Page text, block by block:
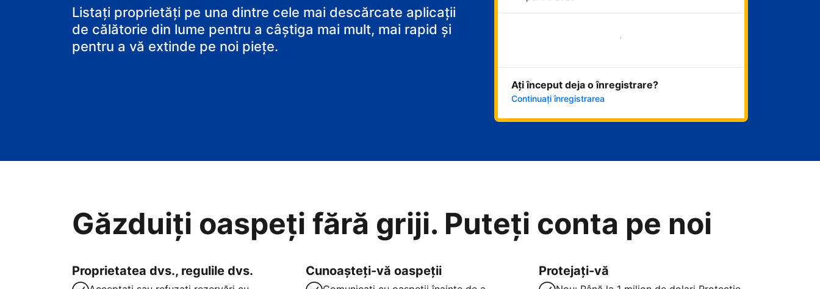
Listați proprietăți pe una dintre cele mai descărcate aplicații
de călătorie din lume pentru a câștiga mai mult, mai rapid și
pentru a vă extinde pe noi piețe.
Începeți acum
Ați început deja o înregistrare?
Continuați înregistrarea
Găzduiți oaspeți fără griji. Puteți conta pe noi
Proprietatea dvs., regulile dvs. Cunoașteți-vă oaspeții Protejați-vă